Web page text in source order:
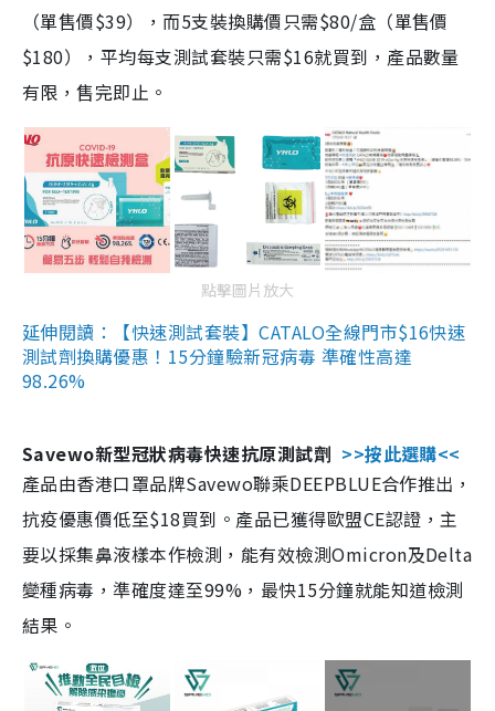
（單售價$39），而5支裝換購價只需$80/盒（單售價
$180），平均每支測試套裝只需$16就買到，產品數量
有限，售完即止。
點擊圖片放大
延伸閱讀：【快速測試套裝】CATALO全線門市$16快速
測試劑換購優惠！15分鐘驗新冠病毒 準確性高達
98.26%
Savewo新型冠狀病毒快速抗原測試劑 >>按此選購<<
產品由香港口罩品牌Savewo聯乘DEEPBLUE合作推出，
抗疫優惠價低至$18買到。產品已獲得歐盟CE認證，主
要以採集鼻液樣本作檢測，能有效檢測Omicron及Delta
變種病毒，準確度達至99%，最快15分鐘就能知道檢測
結果。